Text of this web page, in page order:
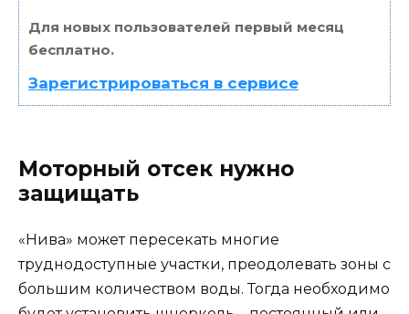
Для новых пользователей первый месяц
бесплатно.
Зарегистрироваться в сервисе
Моторный отсек нужно
защищать
«Нива» может пересекать многие
труднодоступные участки, преодолевать зоны с
большим количеством воды. Тогда необходимо